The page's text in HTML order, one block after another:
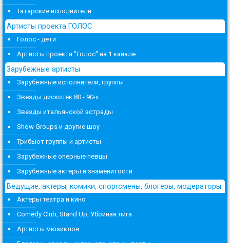
Татарские исполнители
Артисты проекта ГОЛОС
Голос - дети
Артисты проекта "Голос" на 1 канале
Зарубежные артисты
Зарубежные исполнители, группы
Звезды дискотек 80 - 90-х
Звезды итальянской эстрады
Show Groups и другие шоу
Трибьют группы и артисты
Зарубежные оперные певцы
Зарубежные актеры и знаменитости
Ведущие, актеры, комики, спортсмены, блогеры, модераторы
Актеры театра и кино
Comedy Club, Stand Up, Убойная лига
Артисты мюзиклов